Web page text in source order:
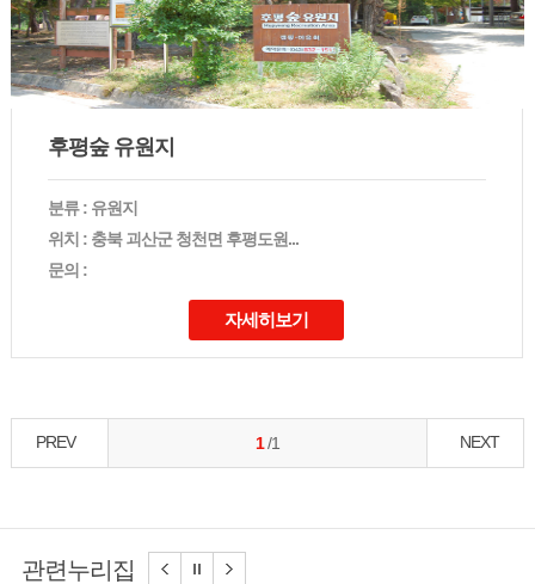
후평숲 유원지
분류 : 유원지
위치 : 충북 괴산군 청천면 후평도원...
문의 :
자세히보기
PREV 1/1 NEXT
관련누리집